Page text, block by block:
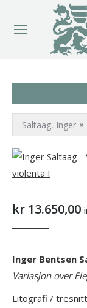
×
Saltaag, Inger
kr 13.650,00
Inger Bentsen
Variasjon over
Litografi / tresnitt